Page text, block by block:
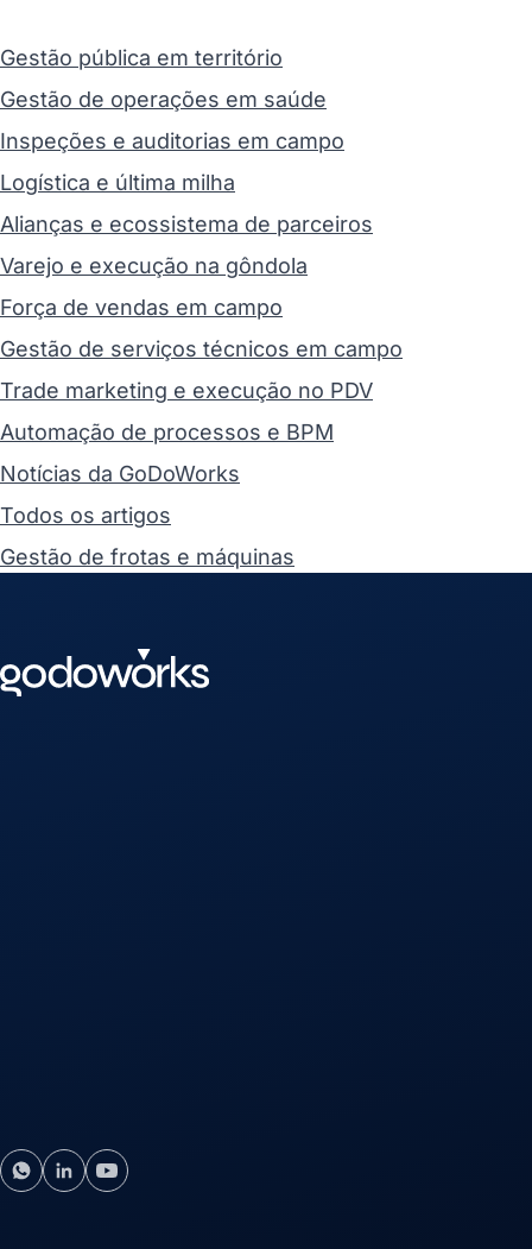
Gestão pública em território
Gestão de operações em saúde
Inspeções e auditorias em campo
Logística e última milha
Alianças e ecossistema de parceiros
Varejo e execução na gôndola
Força de vendas em campo
Gestão de serviços técnicos em campo
Trade marketing e execução no PDV
Automação de processos e BPM
Notícias da GoDoWorks
Todos os artigos
Gestão de frotas e máquinas